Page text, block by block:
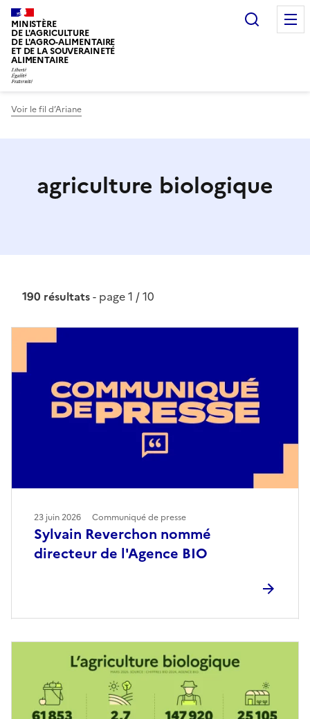
MINISTÈRE
DE L'AGRICULTURE
DE L'AGRO-ALIMENTAIRE
ET DE LA SOUVERAINETÉ
ALIMENTAIRE
Voir le fil d’Ariane
agriculture biologique
190 résultats- page 1 / 10
Sylvain Reverchon nommé
directeur de l'Agence BIO
23 juin 2026 Communiqué de presse